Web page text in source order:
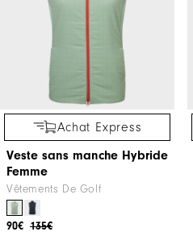
Achat Express
Veste sans manche Hybride
Femme
Vêtements De Golf
135€
90€